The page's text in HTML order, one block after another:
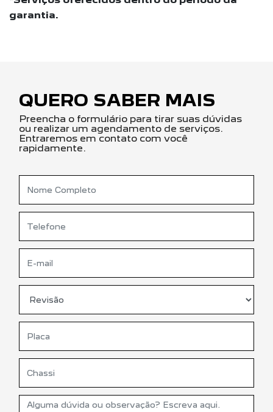
garantia.
QUERO SABER MAIS
Preencha o formulário para tirar suas dúvidas
ou realizar um agendamento de serviços.
Entraremos em contato com você
rapidamente.